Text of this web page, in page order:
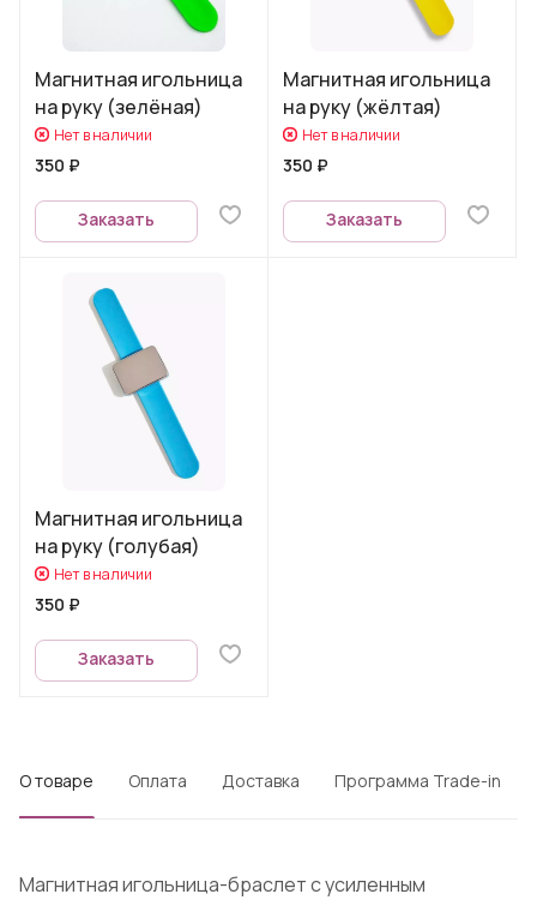
Магнитная игольница
на руку (зелёная)
Нет в наличии
350 ₽
Заказать
Магнитная игольница
на руку (жёлтая)
Нет в наличии
350 ₽
Заказать
Магнитная игольница
на руку (голубая)
Нет в наличии
350 ₽
Заказать
О товаре Оплата Доставка Программа Trade-in
Магнитная игольница-браслет с усиленным